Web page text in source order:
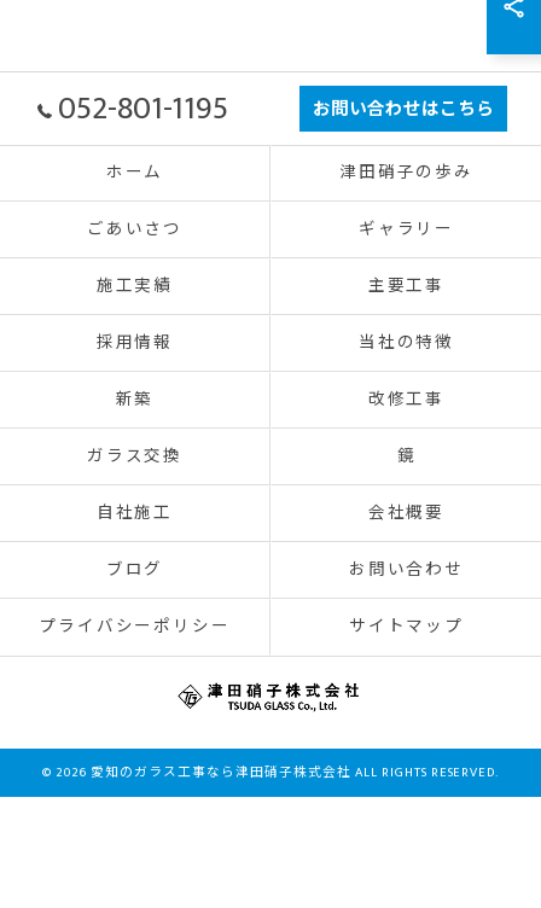
052-801-1195 お問い合わせはこちら
ホーム 津田硝子の歩み
ごあいさつ ギャラリー
施工実績 主要工事
採用情報 当社の特徴
新築 改修工事
ガラス交換 鏡
自社施工 会社概要
ブログ お問い合わせ
プライバシーポリシー サイトマップ
© 2026 愛知のガラス工事なら津田硝子株式会社 ALL RIGHTS RESERVED.